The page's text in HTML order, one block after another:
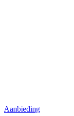
Aanbieding